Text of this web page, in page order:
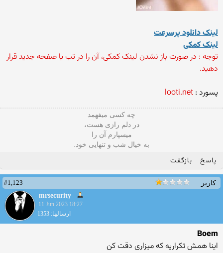
لینک دانلود پرسرعت
لینک کمکی
توجه : در صورت باز نشدن لینک کمکی، آن را در تب یا صفحه جدید قرار
دهید.
پسورد : looti.net
چه کسی میفهمد
در دلم رازی هست،
میسپارم آن را
به خیال شب و تنهایی خود.
پاسخ بازگفت
کاربر
#1,123
mrsecurity
11 Jun 2023 18:27
ارسالها: 1353
Boem
اینا همش تکراریه که میزاری دقت کن